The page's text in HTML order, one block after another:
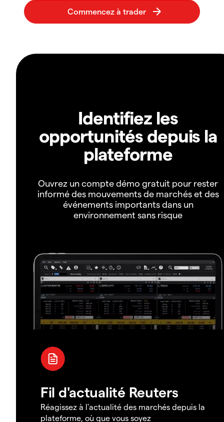
Identifiez les
opportunités depuis la
plateforme
Ouvrez un compte démo gratuit pour rester
informé des mouvements de marchés et des
événements importants dans un
environnement sans risque
Fil d'actualité Reuters
Réagissez à l'actualité des marchés depuis la
plateforme, où que vous soyez